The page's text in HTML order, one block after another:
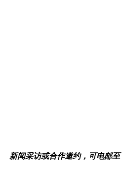
新闻采访或合作邀约，可电邮至